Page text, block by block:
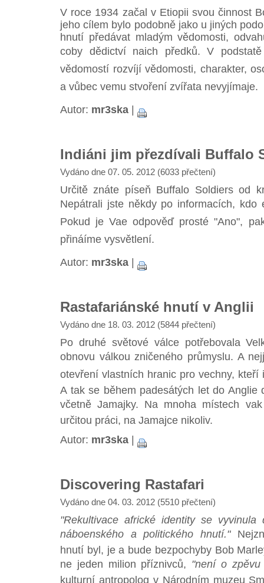
V roce 1934 začal v Etiopii svou činnost
jeho cílem bylo podobně jako u jiných
hnutí předávat mladým vědomosti,
coby dědictví naich předků. V
vědomostí rozvíjí vědomosti, charakter,
a vůbec vemu stvoření zvířata nevyjímaje.
Autor: mr3ska |
Indiáni jim přezdívali Buffalo
Vydáno dne 07. 05. 2012 (6033 přečtení)
Určitě znáte píseň Buffalo Soldiers od
Nepátrali jste někdy po informacích, kdo
Pokud je Vae odpověď prosté "Ano",
přináíme vysvětlení.
Autor: mr3ska |
Rastafariánské hnutí v Anglii
Vydáno dne 18. 03. 2012 (5844 přečtení)
Po druhé světové válce potřebovala
obnovu válkou zničeného průmyslu. A
otevření vlastních hranic pro vechny, kteří
A tak se během padesátých let do Anglie
včetně Jamajky. Na mnoha místech
určitou práci, na Jamajce nikoliv.
Autor: mr3ska |
Discovering Rastafari
Vydáno dne 04. 03. 2012 (5510 přečtení)
"Rekultivace africké identity se vyvinula
náboenského a politického hnutí."
hnutí byl, je a bude bezpochyby Bob
ne jeden milion příznivců, "není o zpěvu
kulturní antropolog v Národním muzeu